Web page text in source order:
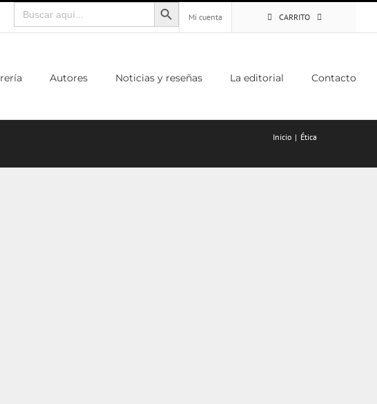
Buscar:
Mi cuenta
CARRITO
Autores Noticias y reseñas La editorial Contacto
Inicio Ética